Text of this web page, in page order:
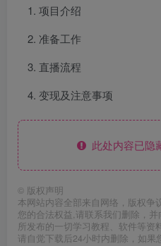
项目介绍
准备工作
直播流程
变现及注意事项
此处内容已隐
© 版权声明
本网站内容全部来自网络，版权争
您的合法权益,请联系我们删除，
所发布的一切学习教程、软件等资
请自觉下载后24小时内删除，如果